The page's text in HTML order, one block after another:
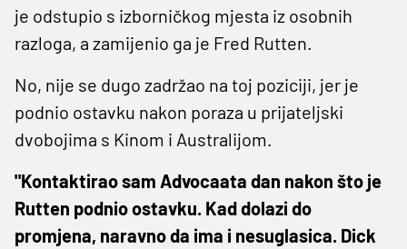
je odstupio s izborničkog mjesta iz osobnih
razloga, a zamijenio ga je Fred Rutten.
No, nije se dugo zadržao na toj poziciji, jer je
podnio ostavku nakon poraza u prijateljski
dvobojima s Kinom i Australijom.
"Kontaktirao sam Advocaata dan nakon što je
Rutten podnio ostavku. Kad dolazi do
promjena, naravno da ima i nesuglasica. Dick